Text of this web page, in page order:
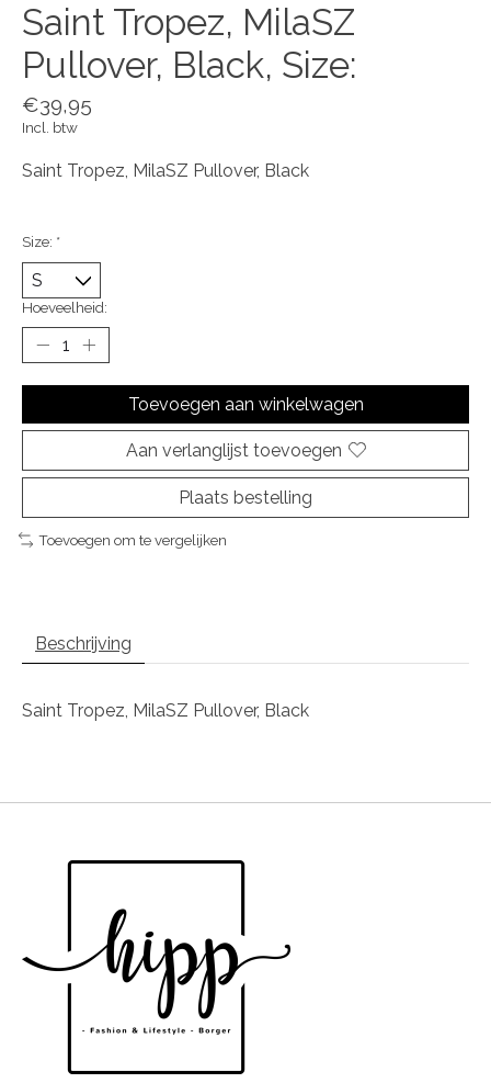
Saint Tropez, MilaSZ
Pullover, Black, Size:
€39,95
Incl. btw
Saint Tropez, MilaSZ Pullover, Black
Size: *
Hoeveelheid:
Toevoegen aan winkelwagen
Aan verlanglijst toevoegen
Plaats bestelling
Toevoegen om te vergelijken
Beschrijving
Saint Tropez, MilaSZ Pullover, Black